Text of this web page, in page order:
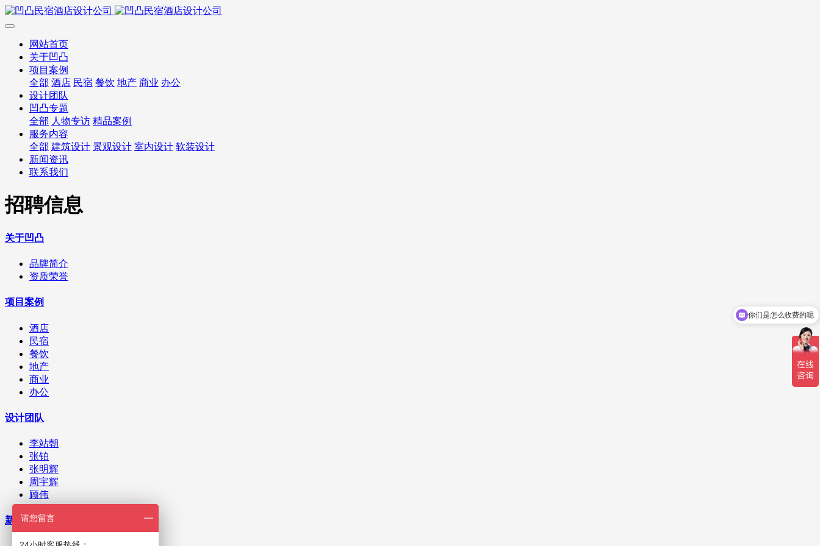
网站首页
关于凹凸
项目案例
全部 酒店 民宿 餐饮 地产 商业 办公
设计团队
凹凸专题
全部 人物专访 精品案例
服务内容
全部 建筑设计 景观设计 室内设计 软装设计
新闻资讯
联系我们
招聘信息
关于凹凸
品牌简介
资质荣誉
项目案例
酒店
民宿
餐饮
地产
商业
办公
设计团队
李站朝
张铂
张明辉
周宇辉
顾伟
新闻资讯
你们是怎么收费的呢
请您留言